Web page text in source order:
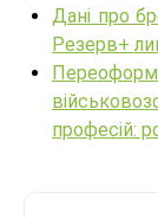
Дані про
Резерв+
професій: